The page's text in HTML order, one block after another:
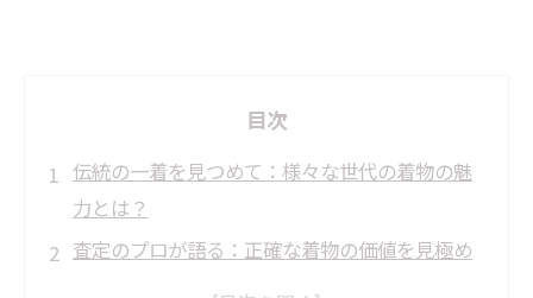
目次
伝統の一着を見つめて：様々な世代の着物の魅
力とは？
査定のプロが語る：正確な着物の価値を見極め